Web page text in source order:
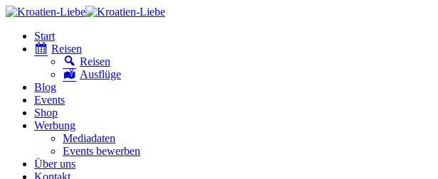
Start
Reisen
Reisen
Ausflüge
Blog
Events
Shop
Werbung
Mediadaten
Events bewerben
Über uns
Kontakt